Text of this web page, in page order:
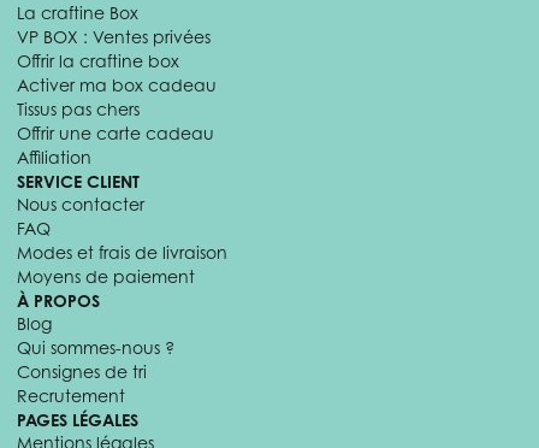
La craftine Box
VP BOX : Ventes privées
Offrir la craftine box
Activer ma box cadeau
Tissus pas chers
Offrir une carte cadeau
Affiliation
SERVICE CLIENT
Nous contacter
FAQ
Modes et frais de livraison
Moyens de paiement
À PROPOS
Blog
Qui sommes-nous ?
Consignes de tri
Recrutement
PAGES LÉGALES
Mentions légales